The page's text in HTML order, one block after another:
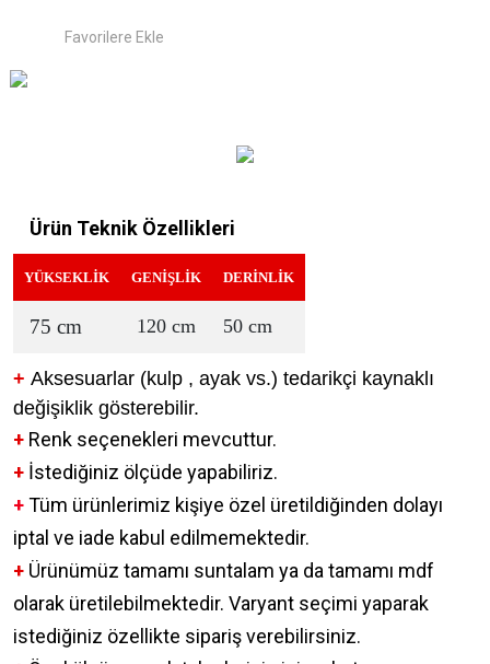
Ürün Teknik Özellikleri
YÜKSEKLİK GENİŞLİK DERİNLİK
75 cm 120 cm 50 cm
+ Aksesuarlar (kulp , ayak vs.) tedarikçi kaynaklı
değişiklik gösterebilir.
+ Renk seçenekleri mevcuttur.
+ İstediğiniz ölçüde yapabiliriz.
+Tüm ürünlerimiz kişiye özel üretildiğinden dolayı
iptal ve iade kabul edilmemektedir.
+ Ürünümüz tamamı suntalam ya da tamamı mdf
olarak üretilebilmektedir. Varyant seçimi yaparak
istediğiniz özellikte sipariş verebilirsiniz.